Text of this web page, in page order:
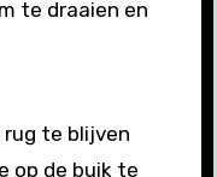
te draaien en
rug te blijven
op de buik te